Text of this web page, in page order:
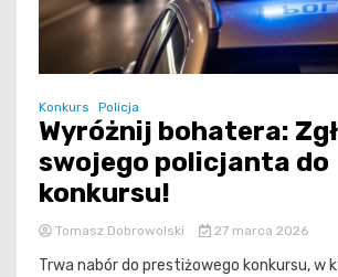
Konkurs Policja
Wyróżnij bohatera:
swojego policjanta do
konkursu!
Tomasz Dobrowolski 27 marca 2026
Trwa nabór do prestiżowego konkursu, w